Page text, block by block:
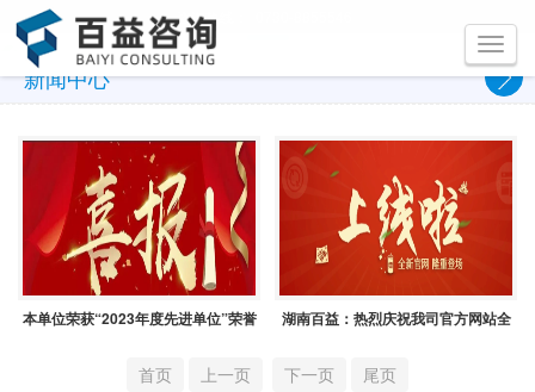
咨询热线：
新闻中心
本单位荣获“2023年度先进单位”荣誉
湖南百益：热烈庆祝我司官方网站全
首页 上一页 下一页 尾页
Toggle